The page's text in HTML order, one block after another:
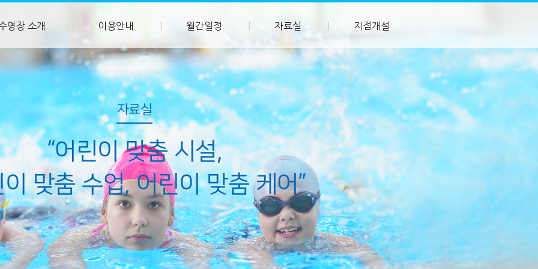
영장 소개 이용안내 월간일정 자료실 지점개설
자료실
“어린이 맞춤 시설,
맞춤 수업, 어린이 맞춤 케어”